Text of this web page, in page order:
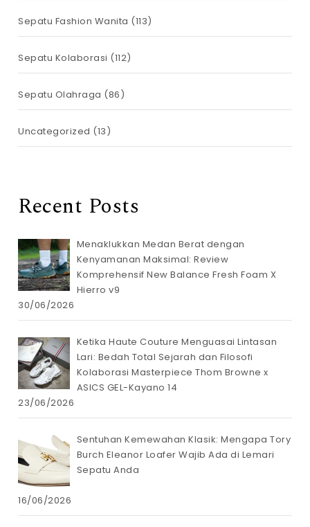
Sepatu Fashion Wanita (113)
Sepatu Kolaborasi (112)
Sepatu Olahraga (86)
Uncategorized (13)
Recent Posts
Menaklukkan Medan Berat dengan
Kenyamanan Maksimal: Review
Komprehensif New Balance Fresh Foam X
Hierro v9
30/06/2026
Ketika Haute Couture Menguasai Lintasan
Lari: Bedah Total Sejarah dan Filosofi
Kolaborasi Masterpiece Thom Browne x
ASICS GEL-Kayano 14
23/06/2026
Sentuhan Kemewahan Klasik: Mengapa Tory
Burch Eleanor Loafer Wajib Ada di Lemari
Sepatu Anda
16/06/2026